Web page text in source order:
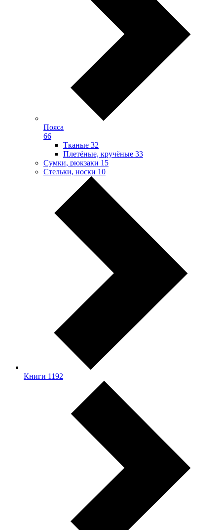
Пояса
66
Тканые 32
Плетёные, кручёные 33
Сумки, рюкзаки 15
Стельки, носки 10
Книги 1192